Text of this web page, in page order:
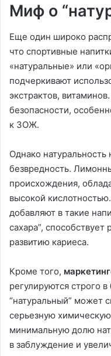
Миф о
Еще один широко
что спортивные
«натуральные» или
подчеркивают
экстрактов,
безопасности,
к ЗОЖ.
Однако натуральность
безвредность.
происхождения,
высокой
добавляют в такие
сахара”,
развитию кариеса.
Кроме того,
регулируются строго
“натуральный” может
серьезную
минимальную долю
в заблуждение и